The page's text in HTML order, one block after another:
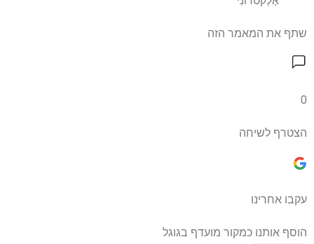
שתף את המאמר הזה
0
הצטרף לשיחה
עקבו אחרינו
הוסף אותנו כמקור מועדף בגוגל